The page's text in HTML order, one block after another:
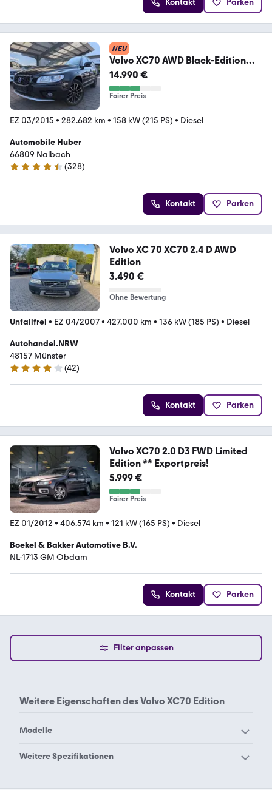
NEU
Volvo XC70 AWD Black-Edition
Aut. Leder Navi Xenon TOP
14.990 €
Fairer Preis
EZ 03/2015 • 282.682 km • 158 kW (215 PS) • Diesel
Automobile Huber
66809 Nalbach
4.7 Sterne
(328)
Kontakt Parken
Volvo XC 70 XC70 2.4 D AWD
Edition
3.490 €
Ohne Bewertung
Unfallfrei • EZ 04/2007• 427.000 km • 136 kW (185 PS) • Diesel
Autohandel.NRW
48157 Münster
4.2 Sterne
(42)
Kontakt Parken
Volvo XC70 2.0 D3 FWD Limited
Edition ** Exportpreis!
5.999 €
Fairer Preis
EZ 01/2012 • 406.574 km • 121 kW (165 PS) • Diesel
Boekel & Bakker Automotive B.V.
NL-1713 GM Obdam
Kontakt Parken
Filter anpassen
Weitere Eigenschaften desVolvo XC70 Edition
Modelle
Volvo 240
Weitere Spezifikationen